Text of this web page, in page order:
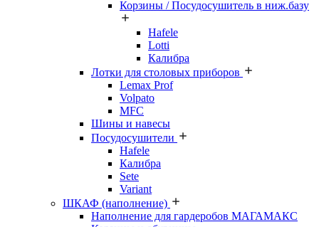
Корзины / Посудосушитель в ниж.базу
Hafele
Lotti
Калибра
Лотки для столовых приборов
Lemax Prof
Volpato
MFC
Шины и навесы
Посудосушители
Hafele
Калибра
Sete
Variant
ШКАФ (наполнение)
Наполнение для гардеробов МАГАМАКС